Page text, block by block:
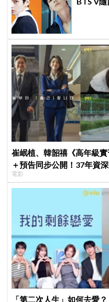
崔岷植、韓韶禧《高年級
＋預告同步公開！37年資
美女CEO
電影
「第二次人生」如何去愛